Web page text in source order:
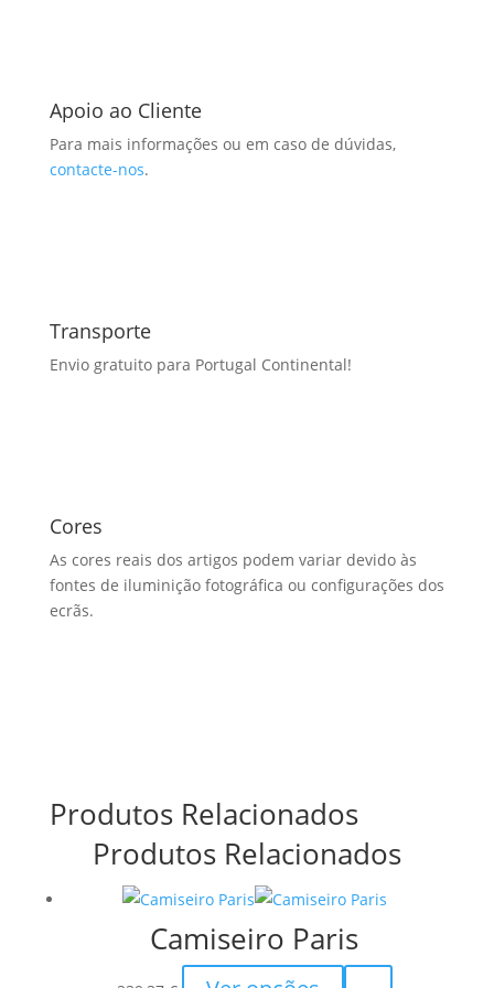
Apoio ao Cliente
Para mais informações ou em caso de dúvidas,
contacte-nos.
Transporte
Envio gratuito para Portugal Continental!
Cores
As cores reais dos artigos podem variar devido às
fontes de iluminição fotográfica ou configurações dos
ecrãs.
Produtos Relacionados
Produtos Relacionados
Camiseiro Paris